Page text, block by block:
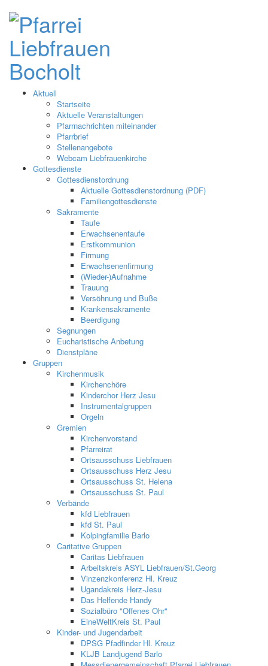
Aktuell
Startseite
Aktuelle Veranstaltungen
Pfarrnachrichten miteinander
Pfarrbrief
Stellenangebote
Webcam Liebfrauenkirche
Gottesdienste
Gottesdienstordnung
Aktuelle Gottesdienstordnung (PDF)
Familiengottesdienste
Sakramente
Taufe
Erwachsenentaufe
Erstkommunion
Firmung
Erwachsenenfirmung
(Wieder-)Aufnahme
Trauung
Versöhnung und Buße
Krankensakramente
Beerdigung
Segnungen
Eucharistische Anbetung
Dienstpläne
Gruppen
Kirchenmusik
Kirchenchöre
Kinderchor Herz Jesu
Instrumentalgruppen
Orgeln
Gremien
Kirchenvorstand
Pfarreirat
Ortsausschuss Liebfrauen
Ortsausschuss Herz Jesu
Ortsausschuss St. Helena
Ortsausschuss St. Paul
Verbände
kfd Liebfrauen
kfd St. Paul
Kolpingfamilie Barlo
Caritative Gruppen
Caritas Liebfrauen
Arbeitskreis ASYL Liebfrauen/St.Georg
Vinzenzkonferenz Hl. Kreuz
Ugandakreis Herz-Jesu
Das Helfende Handy
Sozialbüro "Offenes Ohr"
EineWeltKreis St. Paul
Kinder- und Jugendarbeit
DPSG Pfadfinder Hl. Kreuz
KLJB Landjugend Barlo